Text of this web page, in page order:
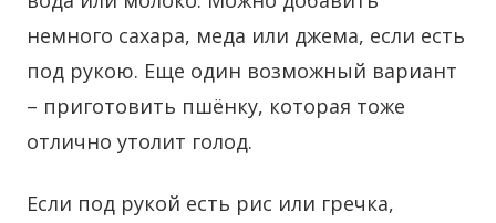
немного сахара, меда или джема, если есть
под рукою. Еще один возможный вариант
– приготовить пшёнку, которая тоже
отлично утолит голод.
Если под рукой есть рис или гречка,